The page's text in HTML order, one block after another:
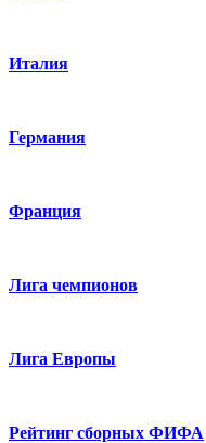
Италия
Германия
Франция
Лига чемпионов
Лига Европы
Рейтинг сборных ФИФА